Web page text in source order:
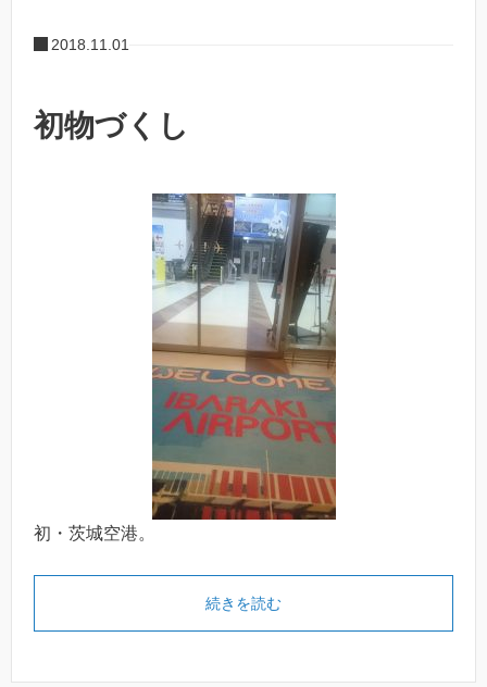
2018.11.01
初物づくし
初・茨城空港。
続きを読む